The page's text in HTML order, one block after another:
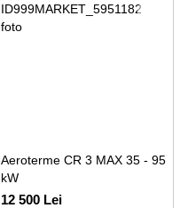
Aeroterme CR 3 MAX 35 - 95
kW
12 500 Lei